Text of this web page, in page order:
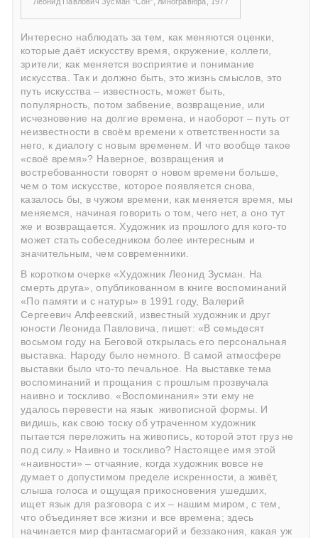
Интересно наблюдать за тем, как меняются оценки,
которые даёт искусству время, окружение, коллеги,
зрители; как меняется восприятие и понимание
искусства. Так и должно быть, это жизнь смыслов, это
путь искусства – известность, может быть,
популярность, потом забвение, возвращение, или
исчезновение на долгие времена, и наоборот – путь от
неизвестности в своём времени к ответственности за
него, к диалогу с новым временем. И что вообще такое
«своё время»? Наверное, возвращения и
востребованности говорят о новом времени больше,
чем о том искусстве, которое появляется снова,
казалось бы, в чужом времени, как меняется время, мы
меняемся, начиная говорить о том, чего нет, а оно тут
же и возвращается. Художник из прошлого для кого-то
может стать собеседником более интересным и
значительным, чем современники.
В коротком очерке «Художник Леонид Зусман. На
смерть друга», опубликованном в книге воспоминаний
«По памяти и с натуры» в 1991 году, Валерий
Сергеевич Алфеевский, известный художник и друг
юности Леонида Павловича, пишет: «В семьдесят
восьмом году на Беговой открылась его персональная
выставка. Народу было немного. В самой атмосфере
выставки было что-то печальное. На выставке тема
воспоминаний и прощания с прошлым прозвучала
наивно и тоскливо. «Воспоминания» эти ему не
удалось перевести на язык живописной формы. И
видишь, как свою тоску об утраченном художник
пытается переложить на живопись, которой этот груз не
под силу.» Наивно и тоскливо? Настоящее имя этой
«наивности» – отчаяние, когда художник вовсе не
думает о допустимом пределе искренности, а живёт,
слыша голоса и ощущая прикосновения ушедших,
ищет язык для разговора с их – нашим миром, с тем,
что объединяет все жизни и все времена; здесь
начинается мир фантасмагорий и беззакония, какая уж